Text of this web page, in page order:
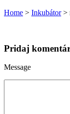
Home > Inkubátor>
Pridaj
Message